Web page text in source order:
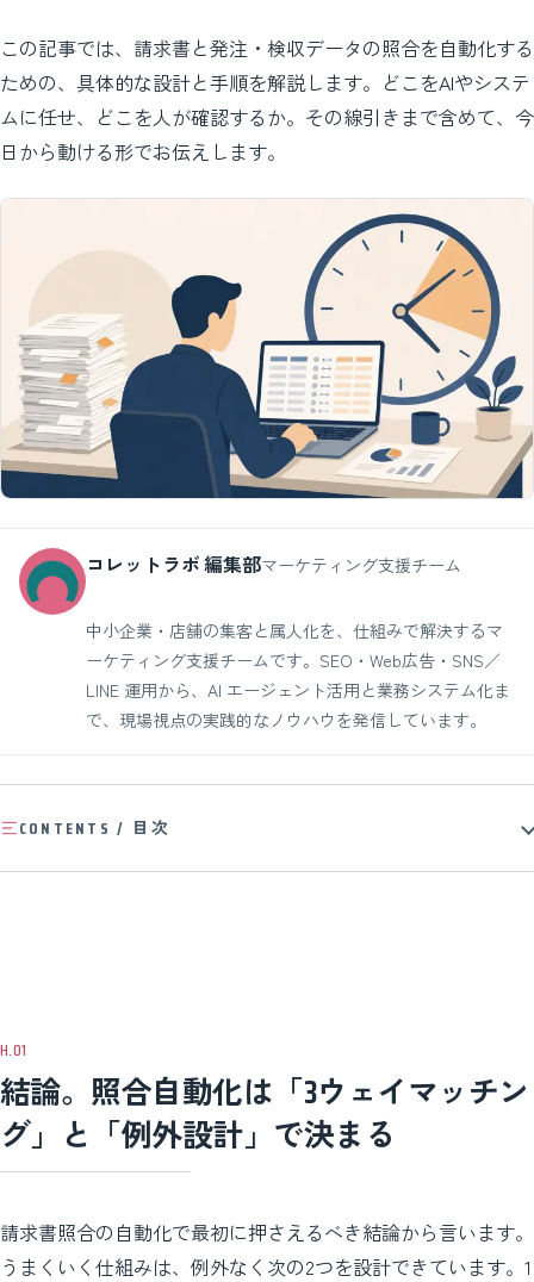
この記事では、請求書と発注・検収データの照合を自動化する
ための、具体的な設計と手順を解説します。どこをAIやシステ
ムに任せ、どこを人が確認するか。その線引きまで含めて、今
日から動ける形でお伝えします。
コレットラボ 編集部マーケティング支援チーム
中小企業・店舗の集客と属人化を、仕組みで解決するマ
ーケティング支援チームです。SEO・Web広告・SNS／
LINE 運用から、AI エージェント活用と業務システム化ま
で、現場視点の実践的なノウハウを発信しています。
CONTENTS / 目次
結論。照合自動化は「3ウェイマッチン
グ」と「例外設計」で決まる
請求書照合の自動化で最初に押さえるべき結論から言います。
うまくいく仕組みは、例外なく次の2つを設計できています。1